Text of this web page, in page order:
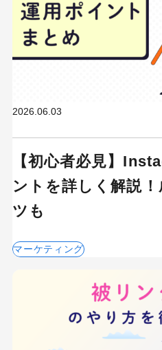
2026.06.03
【初心者必見】
ントを詳しく解説
ツも
マーケティング